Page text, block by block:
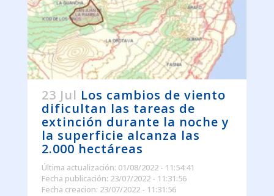
23 Jul Los cambios de viento
dificultan las tareas de
extinción durante la noche y
la superficie alcanza las
2.000 hectáreas
Última actualización: 01/08/2022 - 11:54:41
Fecha publicación: 23/07/2022 - 11:31:56
Fecha creacion: 23/07/2022 - 11:31:56